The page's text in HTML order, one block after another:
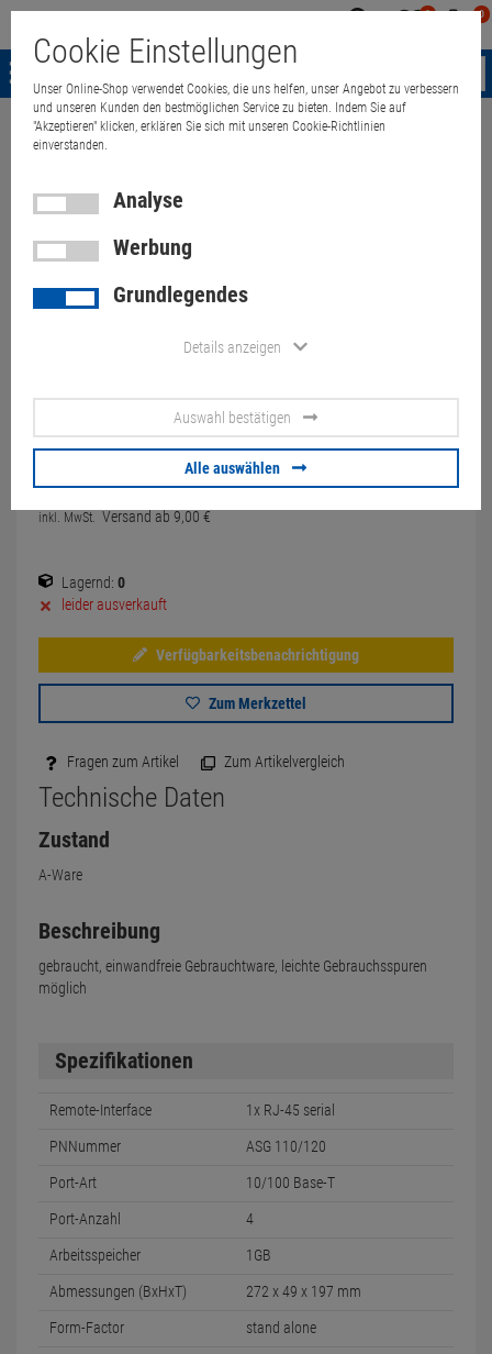
0 0
Menü
Weiter einkaufen
Astaro Security Gateway ASG
110/120 Rev.3 VPN Firewall 4x
RJ-45 LAN 1GB RAM 80GB
10058680
8,90 €
inkl. MwSt. Versand ab 9,00 €
Lagernd: 0
leider ausverkauft
Verfügbarkeitsbenachrichtigung
Zum Merkzettel
Fragen zum Artikel Zum Artikelvergleich
Technische Daten
Zustand
A-Ware
Beschreibung
gebraucht, einwandfreie Gebrauchtware, leichte Gebrauchsspuren
möglich
Spezifikationen
Remote-Interface 1x RJ-45 serial
PNNummer ASG 110/120
Port-Art 10/100 Base-T
Port-Anzahl 4
Arbeitsspeicher 1GB
Abmessungen (BxHxT) 272 x 49 x 197 mm
Form-Factor stand alone
Cookie Einstellungen
Unser Online-Shop verwendet Cookies, die uns helfen, unser Angebot zu verbessern
und unseren Kunden den bestmöglichen Service zu bieten. Indem Sie auf
"Akzeptieren" klicken, erklären Sie sich mit unseren Cookie-Richtlinien
einverstanden.
Analyse
Werbung
Grundlegendes
Details anzeigen
Auswahl bestätigen
Alle auswählen